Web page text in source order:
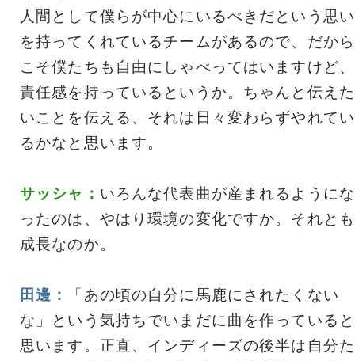
人間として僕らが中心にいるべきだという思い
を持ってくれているチームがあるので、だから
こそ僕たちも自由にしゃべってはいますけど、
責任感を持っているというか。ちゃんと伝えた
いことを伝える、それは日々変わらずやれてい
るかなと思います。
サッシャ： いろんな代表曲が産まれるようにな
ったのは、やはり環境の変化ですか。それとも
成長なのか。
田邊：
「あの頃の自分に馬鹿にされたくない
な」という気持ちでいまだに曲を作っていると
思います。正直、インディーズの後半は自分た